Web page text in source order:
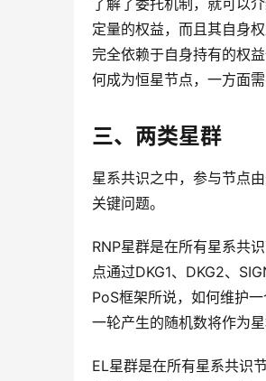
了解了委托机制，就可以
定量的权益，而且其自身
完全依赖于自身持有的权
何成为恒星节点，一方面
三、两类星群
星系共识之中，参与节点
关键问题。
RNP星群是在所有星系共
点通过DKG1、DKG2、
PoS框架所说，如何维护
一轮产生的随机数将作为
EL星群是在所有星系共识